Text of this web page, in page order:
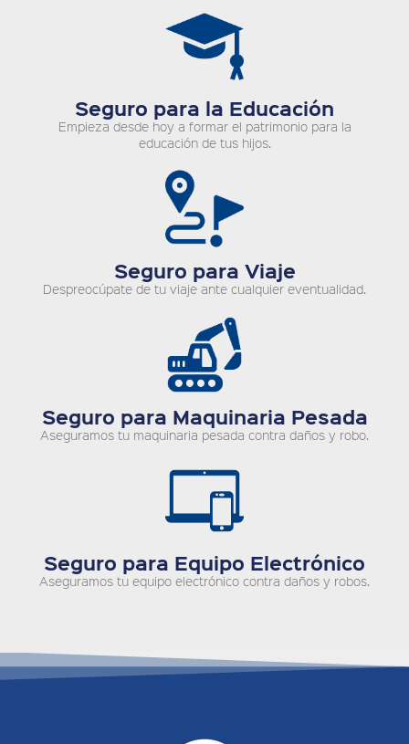
Seguro para la Educación
Empieza desde hoy a formar el patrimonio para la
educación de tus hijos.
Seguro para Viaje
Despreocúpate de tu viaje ante cualquier eventualidad.
Seguro para Maquinaria Pesada
Aseguramos tu maquinaria pesada contra daños y robo.
Seguro para Equipo Electrónico
Aseguramos tu equipo electrónico contra daños y robos.